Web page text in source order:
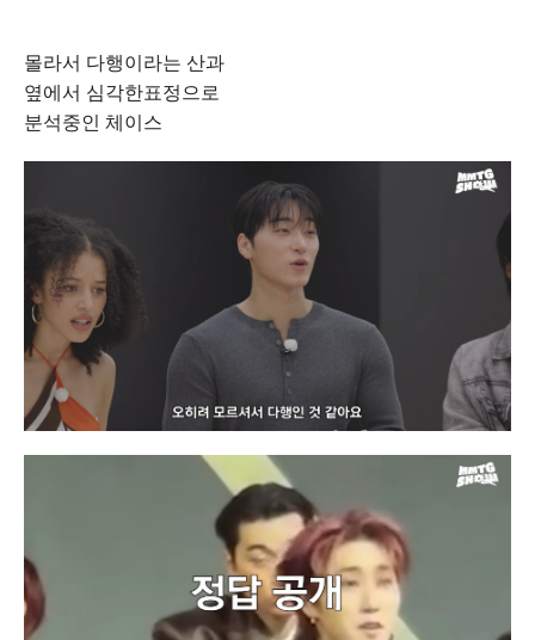
몰라서 다행이라는 산과
옆에서 심각한표정으로
분석중인 체이스